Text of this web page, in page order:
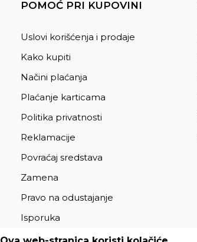
POMOĆ PRI KUPOVINI
Uslovi korišćenja i prodaje
Kako kupiti
Načini plaćanja
Plaćanje karticama
Politika privatnosti
Reklamacije
Povraćaj sredstava
Zamena
Pravo na odustajanje
Isporuka